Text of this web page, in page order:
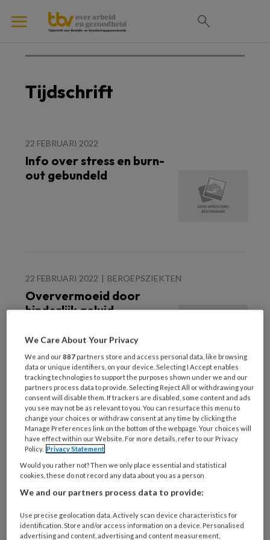
Tijdschrift
22 FEBRUARI 2022
Info over stress en burn-
out gebundeld
22 FEBRUARI 2022 BEROEPSZIEKTEN
Oververmoeid door
hinderlijk geluid
22 FEBRUARI 2022
BELASTBAARHEID/BEOORDELING; IZP FML
Adequate beoordeling
van long covid
We Care About Your Privacy
We and our887 partners store and access personal data, like browsing
data or unique identifiers, on your device. Selecting I Accept enables
tracking technologies to support the purposes shown under we and our
partners process data to provide. Selecting Reject All or withdrawing your
consent will disable them. If trackers are disabled, some content and ads
you see may not be as relevant to you. You can resurface this menu to
change your choices or withdraw consent at any time by clicking the
Manage Preferences link on the bottom of the webpage. Your choices will
have effect within our Website. For more details, refer to our Privacy
Policy. Privacy Statement
Would you rather not? Then we only place essential and statistical
cookies, these do not record any data about you as a person
We and our partners process data to provide:
Use precise geolocation data. Actively scan device characteristics for
identification. Store and/or access information on a device. Personalised
advertising and content, advertising and content measurement,